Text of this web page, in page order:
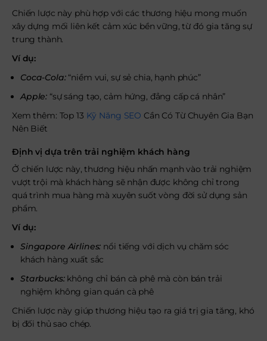
Chiến lược này phù hợp với các thương hiệu mong muốn
xây dựng mối liên kết cảm xúc bền vững, từ đó gia tăng sự
trung thành.
Ví dụ:
Coca-Cola:“niềm vui, sự sẻ chia, hạnh phúc”
Apple: “sự sáng tạo, cảm hứng, đẳng cấp cá nhân”
Xem thêm: Top 13 Kỹ Năng SEO Cần Có Từ Chuyên Gia Bạn
Nên Biết
Định vị dựa trên trải nghiệm khách hàng
Ở chiến lược này, thương hiệu nhấn mạnh vào trải nghiệm
vượt trội mà khách hàng sẽ nhận được không chỉ trong
quá trình mua hàng mà xuyên suốt vòng đời sử dụng sản
phẩm.
Ví dụ:
Singapore Airlines: nổi tiếng với dịch vụ chăm sóc
khách hàng xuất sắc
Starbucks: không chỉ bán cà phê mà còn bán trải
nghiệm không gian quán cà phê
Chiến lược này giúp thương hiệu tạo ra giá trị gia tăng, khó
bị đối thủ sao chép.